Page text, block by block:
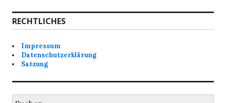
RECHTLICHES
Impressum
Datenschutzerklärung
Satzung